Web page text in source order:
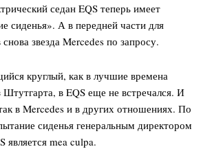
седан EQS теперь имеет
сиденья». А в передней части для
звезда Mercedes по запросу.
круглый, как в лучшие времена
Штутгарта, в EQS еще не встречался. И
в Mercedes и в других отношениях. По
сиденья генеральным директором
является mea culpa.